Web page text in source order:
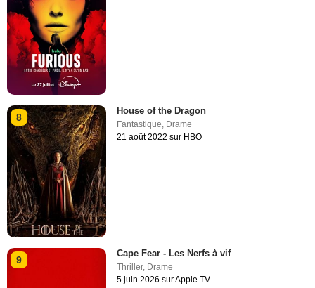
8
House of the Dragon
Fantastique Drame
21 août 2022 sur HBO
9
Cape Fear - Les Nerfs à vif
Thriller, Drame
5 juin 2026 sur Apple TV